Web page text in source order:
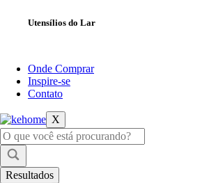
Utensílios do Lar
Onde Comprar
Inspire-se
Contato
X
Pesquisar
...
Resultados